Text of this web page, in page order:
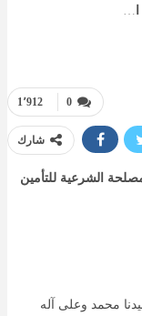
0 1٬912
شارك
الشرعية للتأمين
محمد وعلى آله